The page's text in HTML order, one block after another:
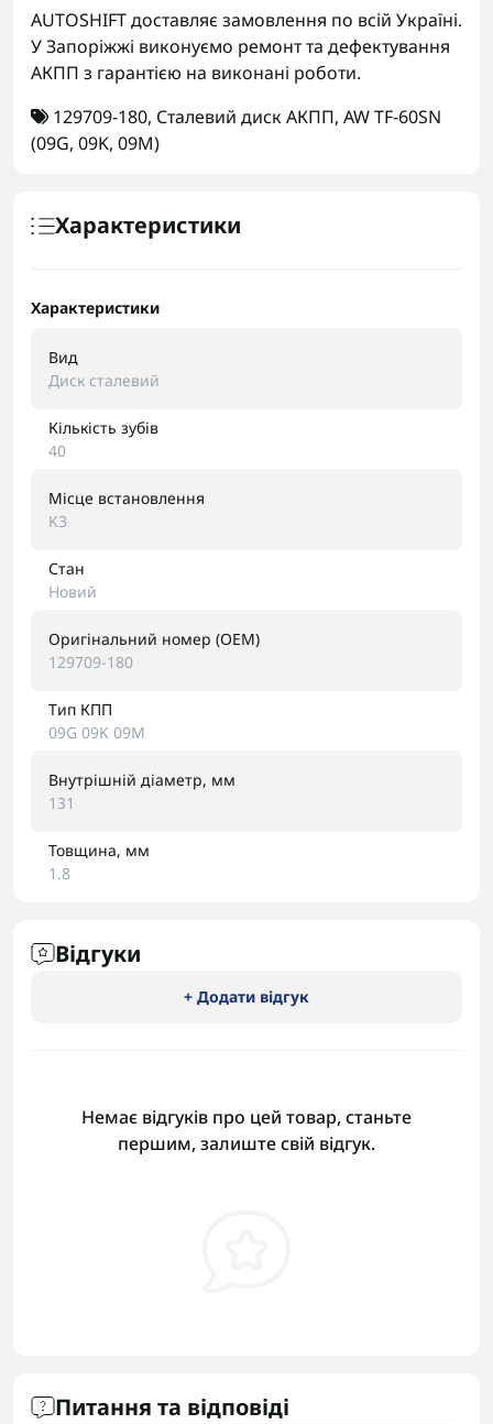
AUTOSHIFT доставляє замовлення по всій Україні.
У Запоріжжі виконуємо ремонт та дефектування
АКПП з гарантією на виконані роботи.
129709-180, Сталевий диск АКПП, AW TF-60SN
(09G, 09K, 09M)
Характеристики
Характеристики
Вид
Диск сталевий
Кількість зубів
40
Місце встановлення
K3
Стан
Новий
Оригінальний номер (OEM)
129709-180
Тип КПП
09G 09K 09M
Внутрішній діаметр, мм
131
Товщина, мм
1.8
Відгуки
+ Додати відгук
Немає відгуків про цей товар, станьте
першим, залиште свій відгук.
Питання та відповіді